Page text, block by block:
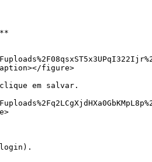
figure>
em salvar.